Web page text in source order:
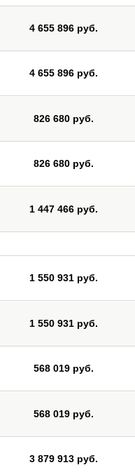
4 655 896 руб.
4 655 896 руб.
826 680 руб.
826 680 руб.
1 447 466 руб.
1 550 931 руб.
1 550 931 руб.
568 019 руб.
568 019 руб.
3 879 913 руб.